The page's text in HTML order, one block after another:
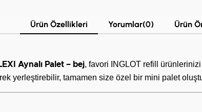
Ürün Özellikleri Yorumlar(0) Ürün
Aynalı Palet – bej, favori INGLOT refill ürünlerinizi
yerleştirebilir, tamamen size özel bir mini palet